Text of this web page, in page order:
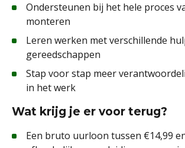
Ondersteunen bij het hele proces
monteren
Leren werken met verschillende
gereedschappen
Stap voor stap meer
in het werk
Wat krijg je er voor terug?
Een bruto uurloon tussen €14,99